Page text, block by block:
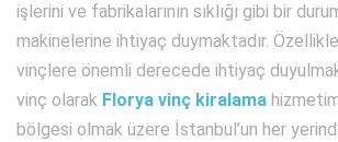
işlerini ve fabrikalarının sıklığı gibi bir
makinelerine ihtiyaç duymaktadır.
vinçlere önemli derecede ihtiyaç
vinç olarak Florya vinç kiralama
bölgesi olmak üzere İstanbul’un her